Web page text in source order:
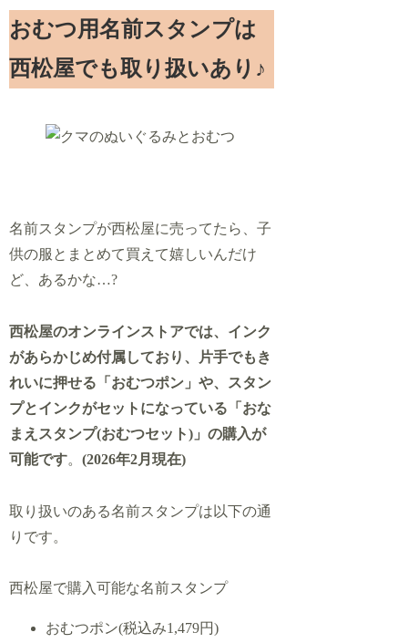
おむつ用名前スタンプは
西松屋でも取り扱いあり♪
名前スタンプが西松屋に売ってたら、子
供の服とまとめて買えて嬉しいんだけ
ど、あるかな…?
西松屋のオンラインストアでは、インク
があらかじめ付属しており、片手でもき
れいに押せる「おむつポン」や、スタン
プとインクがセットになっている「おな
まえスタンプ(おむつセット)」の購入が
可能です。(2026年2月現在)
取り扱いのある名前スタンプは以下の通
りです。
西松屋で購入可能な名前スタンプ
おむつポン(税込み1,479円)